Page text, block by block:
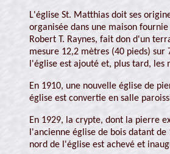
L'église St. Matthias doit ses
organisée dans une maison
Robert T. Raynes, fait don d'un
mesure 12,2 mètres (40 pieds)
l'église est ajouté et, plus tard, les
En 1910, une nouvelle église de
église est convertie en salle
En 1929, la crypte, dont la pierre
l'ancienne église de bois datant
nord de l'église est achevé et